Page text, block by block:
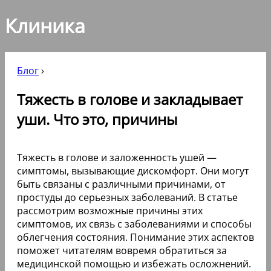
Клиника
Блог›
Тяжесть в голове и закладывает
уши. Что это, причины
Тяжесть в голове и заложенность ушей —
симптомы, вызывающие дискомфорт. Они могут
быть связаны с различными причинами, от
простуды до серьезных заболеваний. В статье
рассмотрим возможные причины этих
симптомов, их связь с заболеваниями и способы
облегчения состояния. Понимание этих аспектов
поможет читателям вовремя обратиться за
медицинской помощью и избежать осложнений.